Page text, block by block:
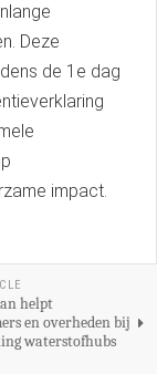
Deze
de 1e dag
impact.
helpt
en overheden bij
waterstofhubs